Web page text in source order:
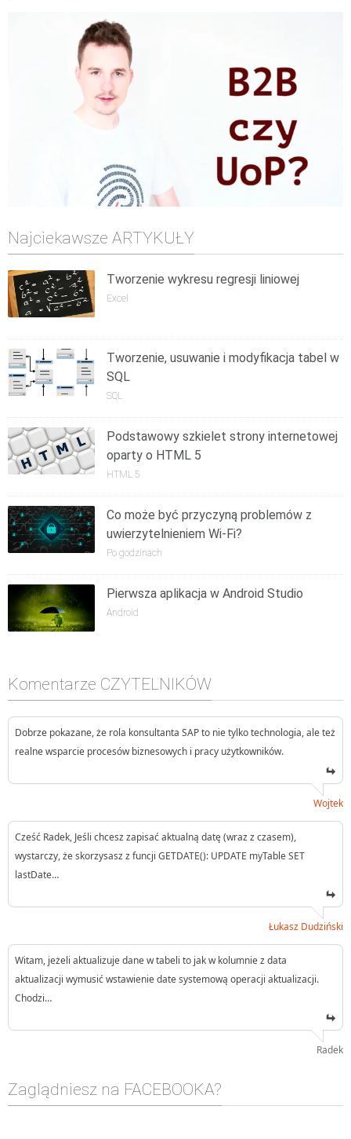
Najciekawsze ARTYKUŁY
Tworzenie wykresu regresji liniowej
Excel
Tworzenie, usuwanie i modyfikacja tabel w
SQL
SQL
Podstawowy szkielet strony internetowej
oparty o HTML 5
HTML 5
Co może być przyczyną problemów z
uwierzytelnieniem Wi-Fi?
Po godzinach
Pierwsza aplikacja w Android Studio
Android
Komentarze CZYTELNIKÓW
Dobrze pokazane, że rola konsultanta SAP to nie tylko technologia, ale też
realne wsparcie procesów biznesowych i pracy użytkowników.
Wojtek
Cześć Radek, Jeśli chcesz zapisać aktualną datę (wraz z czasem),
wystarczy, że skorzysasz z funcji GETDATE(): UPDATE myTable SET
lastDate…
Łukasz Dudziński
Witam, jeżeli aktualizuje dane w tabeli to jak w kolumnie z data
aktualizacji wymusić wstawienie date systemową operacji aktualizacji.
Chodzi…
Radek
Zaglądniesz na FACEBOOKA?